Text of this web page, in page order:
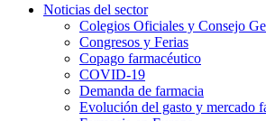
Noticias del sector
Colegios Oficiales y Consejo
Congresos y Ferias
Copago farmacéutico
COVID-19
Demanda de farmacia
Evolución del gasto y mercado